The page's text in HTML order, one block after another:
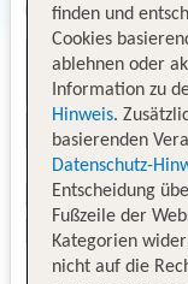
finden und
Cookies
ablehnen oder
Information zu
Hinweis.
basierenden
Datenschutz-
Entscheidung
Fußzeile der
Kategorien
nicht auf die